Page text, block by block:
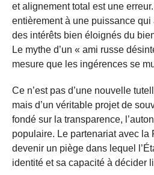
et alignement total est une
entièrement à une puissance
des intérêts bien éloignés du
Le mythe d’un « ami russe
mesure que les ingérences se
Ce n’est pas d’une nouvelle
mais d’un véritable projet de
fondé sur la transparence,
populaire. Le partenariat avec la
devenir un piège dans lequel
identité et sa capacité à décider